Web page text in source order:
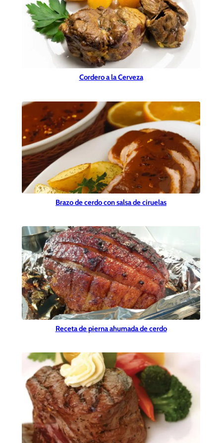
Cordero a la Cerveza
Brazo de cerdo con salsa de ciruelas
Receta de pierna ahumada de cerdo